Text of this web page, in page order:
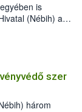
is
(Nébih) a
jelenlétét. A
de már fertőzött
a szlovák
érdekében.
szer
három